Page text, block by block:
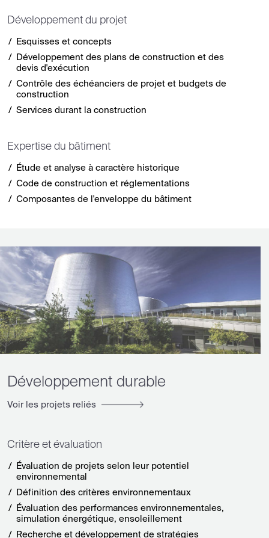
Développement du projet
Esquisses et concepts
Développement des plans de construction et des
devis d'exécution
Contrôle des échéanciers de projet et budgets de
construction
Services durant la construction
Expertise du bâtiment
Étude et analyse à caractère historique
Code de construction et réglementations
Composantes de l'enveloppe du bâtiment
Développement durable
Voir les projets reliés
Critère et évaluation
Évaluation de projets selon leur potentiel
environnemental
Définition des critères environnementaux
Évaluation des performances environnementales,
simulation énergétique, ensoleillement
Recherche et développement de stratégies